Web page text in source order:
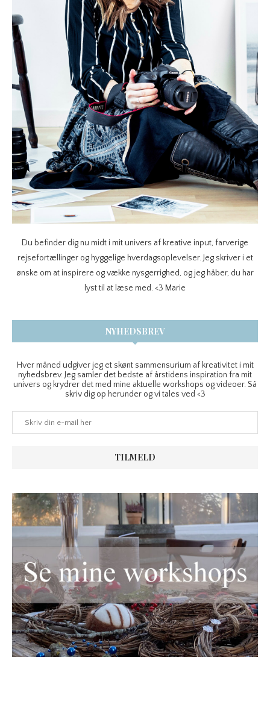
Du befinder dig nu midt i mit univers af kreative input, farverige
rejsefortællinger og hyggelige hverdagsoplevelser. Jeg skriver i et
ønske om at inspirere og vække nysgerrighed, og jeg håber, du har
lyst til at læse med. <3 Marie
NYHEDSBREV
Hver måned udgiver jeg et skønt sammensurium af kreativitet i mit
nyhedsbrev. Jeg samler det bedste af årstidens inspiration fra mit
univers og krydrer det med mine aktuelle workshops og videoer. Så
skriv dig op herunder og vi tales ved <3